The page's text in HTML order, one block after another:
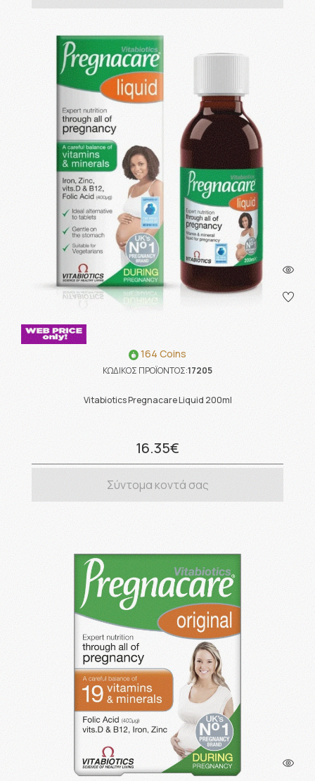
164 Coins
ΚΩΔΙΚΟΣ ΠΡΟΪΟΝΤΟΣ:17205
Vitabiotics Pregnacare Liquid 200ml
16.35€
Σύντομα κοντά σας